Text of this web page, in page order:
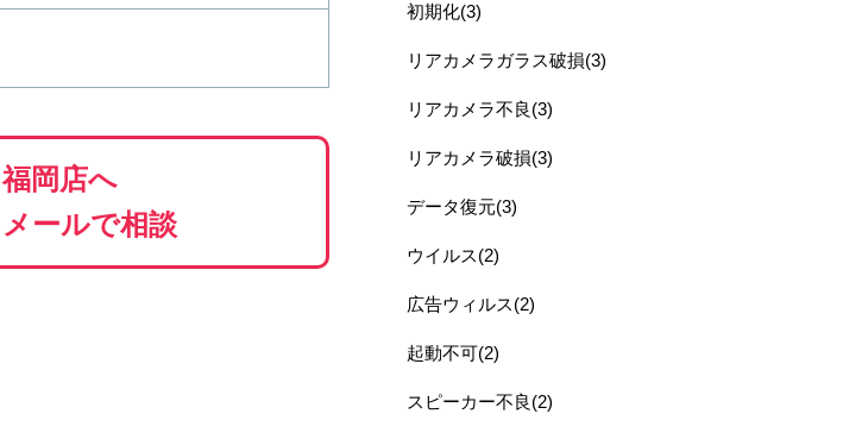
福岡店へ
メールで相談
初期化(3)
リアカメラガラス破損(3)
リアカメラ不良(3)
リアカメラ破損(3)
データ復元(3)
ウイルス(2)
広告ウィルス(2)
起動不可(2)
スピーカー不良(2)